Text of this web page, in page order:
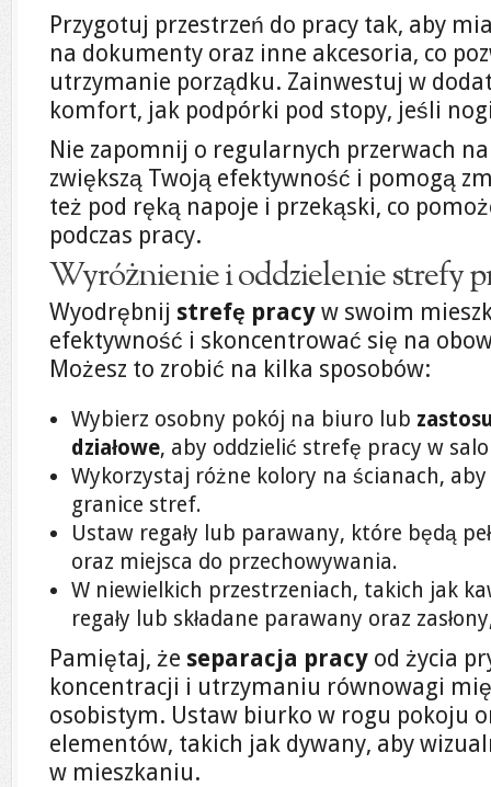
Przygotuj przestrzeń do pracy tak, aby
na dokumenty oraz inne akcesoria, co
utrzymanie porządku. Zainwestuj w
komfort, jak podpórki pod stopy, jeśli
Nie zapomnij o regularnych przerwach
zwiększą Twoją efektywność i pomogą
też pod ręką napoje i przekąski, co
podczas pracy.
Wyróżnienie i oddzielenie strefy
Wyodrębnij strefę pracy w swoim
efektywność i skoncentrować się na
Możesz to zrobić na kilka sposobów:
Wybierz osobny pokój na biuro lub
działowe, aby oddzielić strefę pracy w
Wykorzystaj różne kolory na ścianach,
granice stref.
Ustaw regały lub parawany, które będą
oraz miejsca do przechowywania.
W niewielkich przestrzeniach, takich jak
regały lub składane parawany oraz
Pamiętaj, że separacja pracy od życia
koncentracji i utrzymaniu równowagi
osobistym. Ustaw biurko w rogu pokoju
elementów, takich jak dywany, aby
w mieszkaniu.